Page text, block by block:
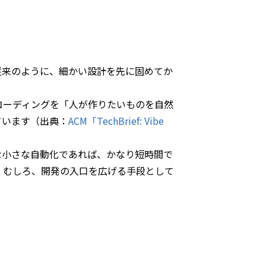
のように、細かい設計を先に固めてか
ディングを「人が作りたいものを自然
ます（出典： ACM「TechBrief: Vibe
さな自動化であれば、かなり短時間で
しろ、開発の入口を広げる手段として